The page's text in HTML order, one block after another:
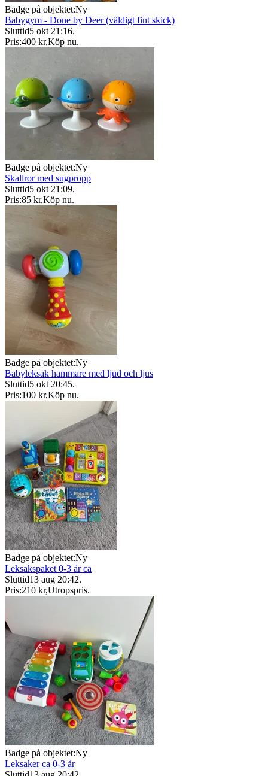
Badge på objektet:Ny
Babygym - Done by Deer (väldigt fint skick)
Sluttid5 okt 21:16.
Pris:400 kr,Köp nu.
Badge på objektet:Ny
Skallror med sugpropp
Sluttid5 okt 21:09.
Pris:85 kr,Köp nu.
Badge på objektet:Ny
Babyleksak hammare med ljud och ljus
Sluttid5 okt 20:45.
Pris:100 kr,Köp nu.
Badge på objektet:Ny
Leksakspaket 0-3 år ca
Sluttid13 aug 20:42.
Pris:210 kr,Utropspris.
Badge på objektet:Ny
Leksaker ca 0-3 år